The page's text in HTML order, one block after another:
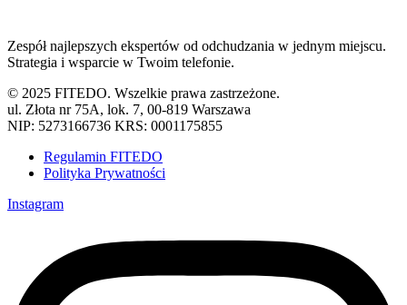
Zespół najlepszych ekspertów od odchudzania w jednym miejscu.
Strategia i wsparcie w Twoim telefonie.
© 2025 FITEDO. Wszelkie prawa zastrzeżone.
ul. Złota nr 75A, lok. 7, 00-819 Warszawa
NIP: 5273166736 KRS: 0001175855
Regulamin FITEDO
Polityka Prywatności
Instagram